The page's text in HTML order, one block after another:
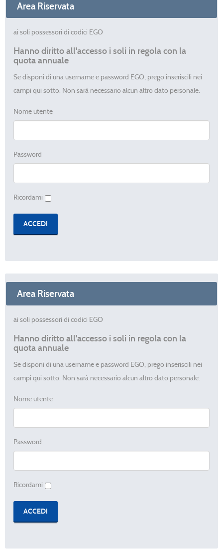
Area Riservata
ai soli possessori di codici EGO
Hanno diritto all'accesso i soli in regola con la
quota annuale
Se disponi di una username e password EGO, prego inseriscili nei
campi qui sotto. Non sarà necessario alcun altro dato personale.
Nome utente
Password
Ricordami
Area Riservata
ai soli possessori di codici EGO
Hanno diritto all'accesso i soli in regola con la
quota annuale
Se disponi di una username e password EGO, prego inseriscili nei
campi qui sotto. Non sarà necessario alcun altro dato personale.
Nome utente
Password
Ricordami